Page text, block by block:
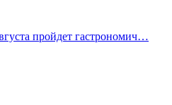
пройдет гастрономич…